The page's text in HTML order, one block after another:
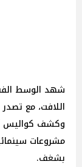
شهد الوسط
اللافت، مع
وكشف كواليس
مشروعات
بشغف.